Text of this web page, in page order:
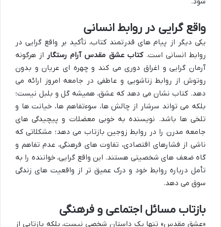
واقع گرایی در روابط انسانی
یکی دیگر از پیام های قدرتمند کتاب، تأکید بر واقع گرایی در
روابط انسانی است.کتاب عشق مقدس آرام رستگار از هرگونه
آرمان گرایی و اغراق دوری می کند و چهره ای عریان و بدون
روتوش از روابط زناشویی و عاطفی در جامعه امروز ارائه می
دهد. کتاب نشان می دهد که عشق، همیشه گل و بلبل نیست؛
بلکه می تواند سرشار از چالش ها، سوءتفاهم ها، خیانت ها و
تلخی ها باشد. نویسنده به خوبی معضلات و پیچیدگی های
جامعه مدرن را در روابط زوجین بازتاب می دهد؛ مشکلاتی که
ناشی از فشارهای اقتصادی، تفاوت های فرهنگی، عدم تفاهم و
گاه ضعف های شخصیتی هستند. این واقع گرایی، خواننده را به
تأمل درباره روابط خود و درک عمیق تر از واقعیت های زندگی
سوق می دهد.
بازتاب مسائل اجتماعی و فرهنگی
«عشق مقدس» تنها یک داستان شخصی نیست، بلکه بازتابی از